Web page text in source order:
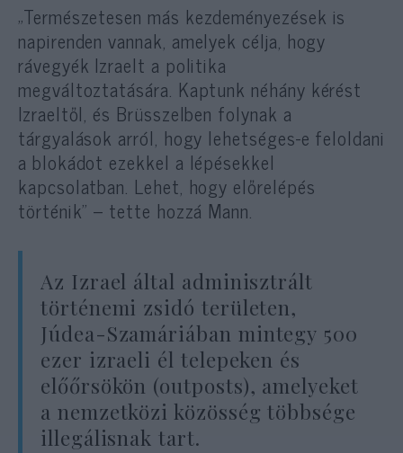
„Természetesen más kezdeményezések is
napirenden vannak, amelyek célja, hogy
rávegyék Izraelt a politika
megváltoztatására. Kaptunk néhány kérést
Izraeltől, és Brüsszelben folynak a
tárgyalások arról, hogy lehetséges-e feloldani
a blokádot ezekkel a lépésekkel
kapcsolatban. Lehet, hogy előrelépés
történik” – tette hozzá Mann.
Az Izrael által adminisztrált
történemi zsidó területen,
Júdea-Szamáriában mintegy 500
ezer izraeli él telepeken és
előőrsökön (outposts), amelyeket
a nemzetközi közösség többsége
illegálisnak tart.